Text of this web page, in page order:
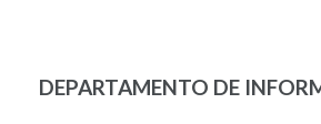
DEPARTAMENTO DE